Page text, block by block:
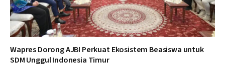
Wapres Dorong AJBI Perkuat Ekosistem Beasiswa untuk
SDM Unggul Indonesia Timur